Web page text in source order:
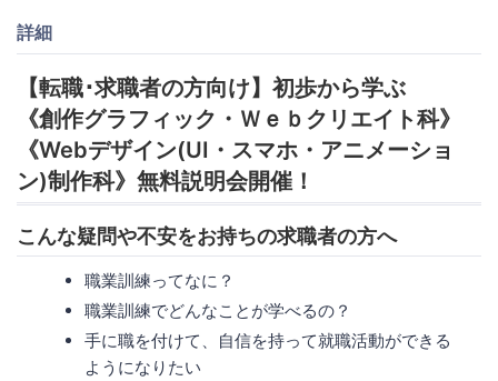
詳細
【転職･求職者の方向け】初歩から学ぶ
《創作グラフィック・Ｗｅｂクリエイト科》
《Webデザイン(UI・スマホ・アニメーショ
ン)制作科》無料説明会開催！
こんな疑問や不安をお持ちの求職者の方へ
職業訓練ってなに？
職業訓練でどんなことが学べるの？
手に職を付けて、自信を持って就職活動ができる
ようになりたい